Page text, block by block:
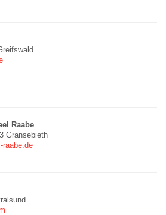
Raabe
Gransebieth
raabe.de